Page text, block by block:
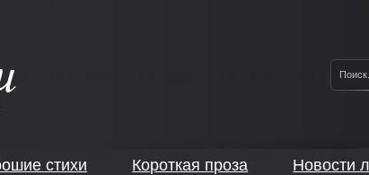
стихи Короткая проза Новости